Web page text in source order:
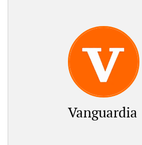
Vanguardia